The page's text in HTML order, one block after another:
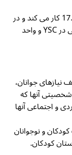
خدمات اجتماعی روزانه از ساعت 9.30 تا 17.30 کار می کند و در
دو بخش تشکیل شده است، خدمات اجتماعی در YSC و واحد
جوانان،
آنها که
و اجتماعی آنها
و نوجوانان
کودکان.